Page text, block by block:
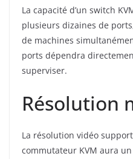
La capacité d’un switch
plusieurs dizaines de
de machines
ports dépendra
superviser.
Résolution
La résolution vidéo
commutateur KVM aura